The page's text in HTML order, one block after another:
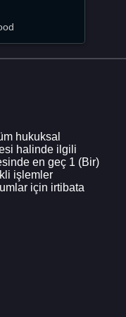
hukuksal
halinde ilgili
en geç 1 (Bir)
işlemler
için irtibata